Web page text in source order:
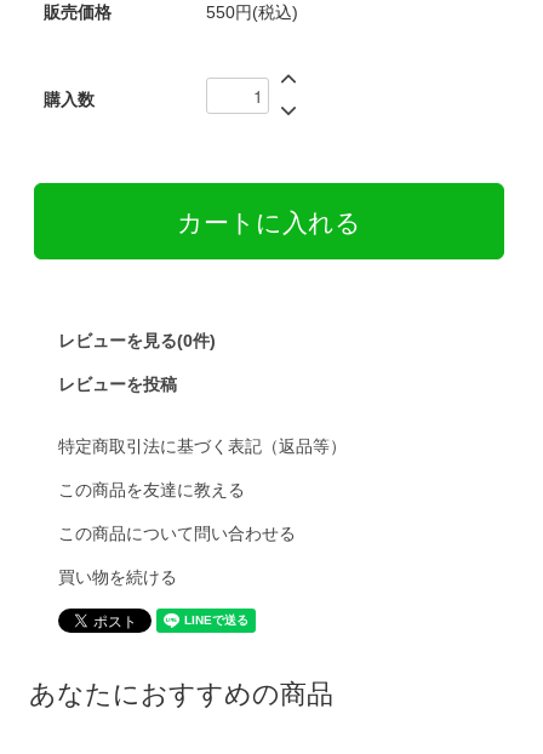
販売価格 550円(税込)
購入数
レビューを見る(0件)
レビューを投稿
特定商取引法に基づく表記（返品等）
この商品を友達に教える
この商品について問い合わせる
買い物を続ける
あなたにおすすめの商品